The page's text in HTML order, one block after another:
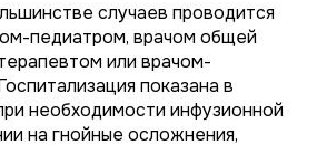
случаев проводится
педиатром, врачом общей
или врачом-
показана в
необходимости инфузионной
на гнойные осложнения,